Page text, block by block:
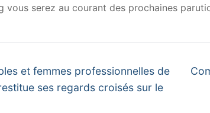
vous serez au courant des prochaines
et femmes professionnelles de
ses regards croisés sur le